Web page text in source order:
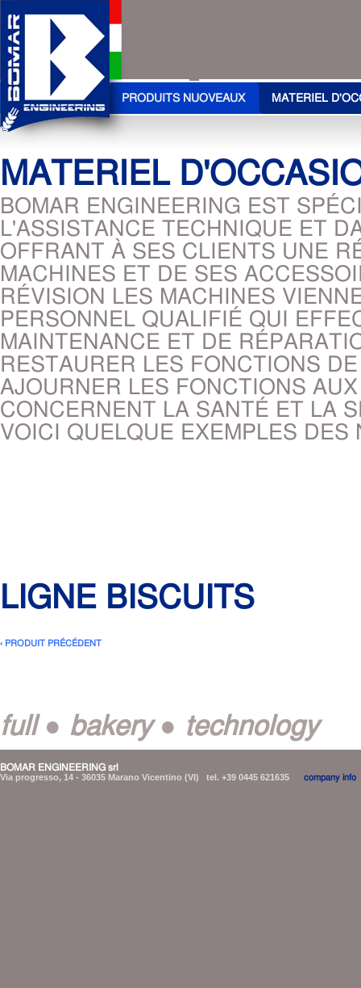
PRODUITS NUOVEAUX MATERIEL
MATERIEL
BOMAR ENGINEERING EST
L'ASSISTANCE TECHNIQUE ET
OFFRANT À SES CLIENTS UNE
MACHINES ET DE SES
RÉVISION LES MACHINES
PERSONNEL QUALIFIÉ QUI
MAINTENANCE ET DE
RESTAURER LES FONCTIONS
AJOURNER LES FONCTIONS
CONCERNENT LA SANTÉ ET LA
VOICI QUELQUE EXEMPLES
LIGNE BISCUITS
‹ PRODUIT PRÉCÉDENT
full ● bakery ● technology
BOMAR ENGINEERING srl
Via progresso, 14 - 36035 Marano Vicentino (VI) tel. +39 0445 621635 company info